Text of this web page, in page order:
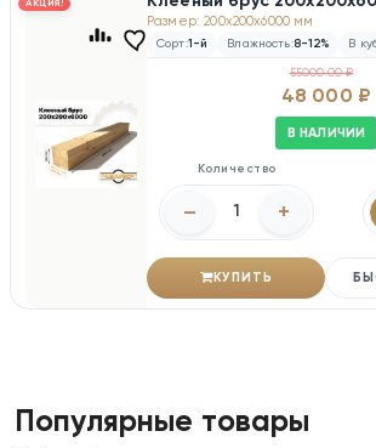
АКЦИЯ!
Размер: 200x200x6000 мм
Сорт:1-й Влажность:8-12% В
55000.00 ₽
48 000 ₽
В НАЛИЧИИ
Количество
– +
КУПИТЬ
Популярные товары